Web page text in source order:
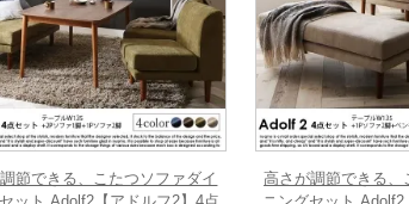
節できる、こたつソファダイ
高さが調節できる、